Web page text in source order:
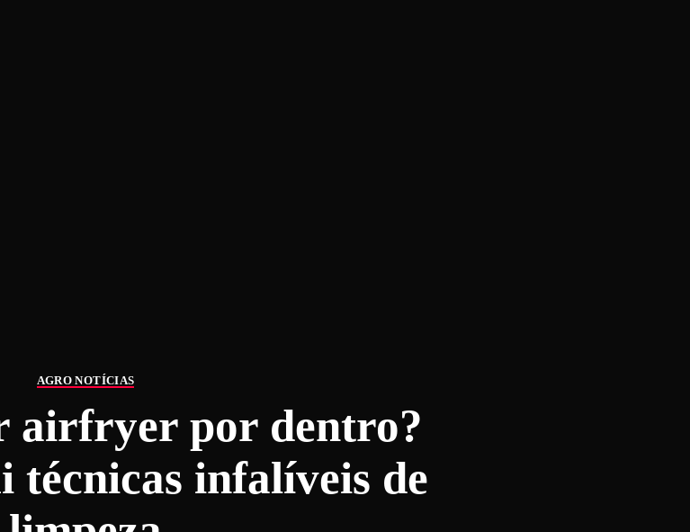
AGRO NOTÍCIAS
airfryer por dentro?
técnicas infalíveis de